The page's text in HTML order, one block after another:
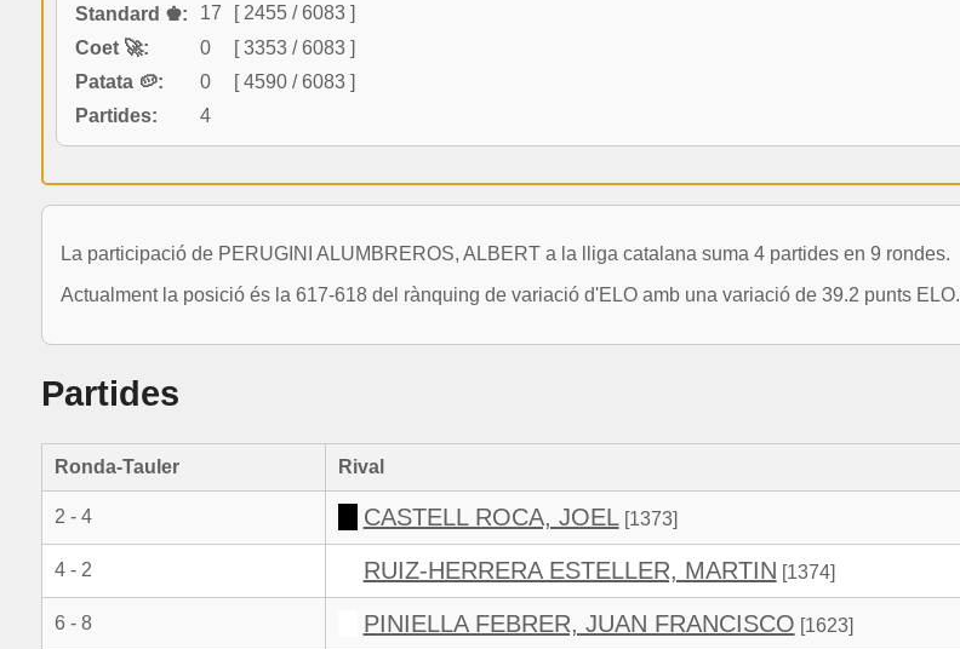
Standard ♚: 17
[ 2455 / 6083 ]
Coet 🚀:
0
[ 3353 / 6083 ]
Patata 🥔:
0
[ 4590 / 6083 ]
Partides:
4
La participació de PERUGINI ALUMBREROS, ALBERT a la lliga catalana suma 4 partides en 9 rondes.
Actualment la posició és la 617-618 del rànquing de variació d'ELO amb una variació de 39.2 punts ELO.
Partides
Ronda-Tauler Rival
2 - 4 CASTELL ROCA, JOEL[1373]
4 - 2 RUIZ-HERRERA ESTELLER, MARTIN [1374]
6 - 8 PINIELLA FEBRER, JUAN FRANCISCO [1623]